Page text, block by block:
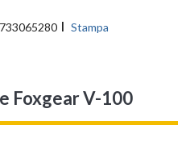
Stampa
Foxgear V-100